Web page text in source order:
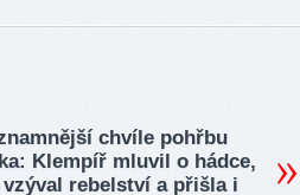
chvíle pohřbu
Klempíř mluvil o hádce,
vzýval rebelství a přišla i